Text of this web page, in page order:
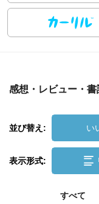
感想・レビュー・書
並び替え: い
表示形式:
すべて